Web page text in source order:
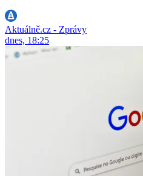
Aktuálně.cz - Zprávy
dnes, 18:25